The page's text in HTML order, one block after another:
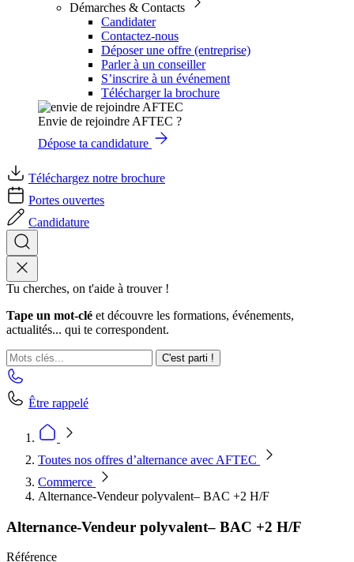
Démarches & Contacts
Candidater
Contactez-nous
Déposer une offre (entreprise)
Parler à un conseiller
S’inscrire à un événement
Télécharger la brochure
Envie de rejoindre AFTEC ?
Dépose ta candidature
Téléchargez notre brochure
Portes ouvertes
Candidature
Tu cherches, on t'aide à trouver !
Tape un mot-clé et découvre les formations, événements,
actualités... qui te correspondent.
C'est parti !
Être rappelé
Toutes nos offres d’alternance avec AFTEC
Commerce
Alternance-Vendeur polyvalent– BAC +2 H/F
Alternance-Vendeur polyvalent– BAC +2 H/F
Référence